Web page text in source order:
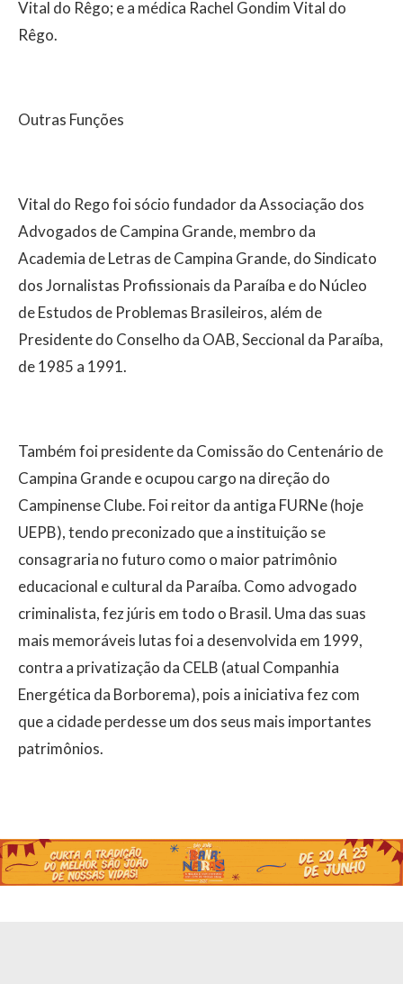
Vital do Rêgo; e a médica Rachel Gondim Vital do
Rêgo.
Outras Funções
Vital do Rego foi sócio fundador da Associação dos
Advogados de Campina Grande, membro da
Academia de Letras de Campina Grande, do Sindicato
dos Jornalistas Profissionais da Paraíba e do Núcleo
de Estudos de Problemas Brasileiros, além de
Presidente do Conselho da OAB, Seccional da Paraíba,
de 1985 a 1991.
Também foi presidente da Comissão do Centenário de
Campina Grande e ocupou cargo na direção do
Campinense Clube. Foi reitor da antiga FURNe (hoje
UEPB), tendo preconizado que a instituição se
consagraria no futuro como o maior patrimônio
educacional e cultural da Paraíba. Como advogado
criminalista, fez júris em todo o Brasil. Uma das suas
mais memoráveis lutas foi a desenvolvida em 1999,
contra a privatização da CELB (atual Companhia
Energética da Borborema), pois a iniciativa fez com
que a cidade perdesse um dos seus mais importantes
patrimônios.